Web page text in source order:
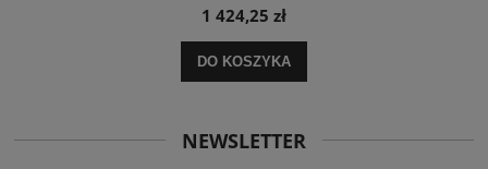
1 424,25 zł
DO KOSZYKA
NEWSLETTER